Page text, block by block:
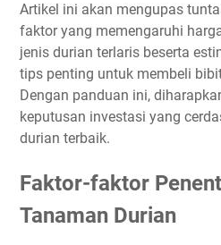
Artikel ini akan mengupas
faktor yang memengaruhi
jenis durian terlaris beserta
tips penting untuk membeli
Dengan panduan ini,
keputusan investasi yang
durian terbaik.
Faktor-faktor
Tanaman Durian